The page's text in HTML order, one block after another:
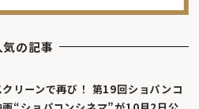
気の記事
リーンで再び！ 第19回ショパンコ